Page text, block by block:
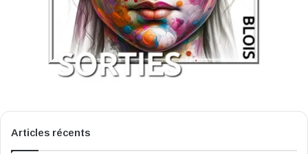
Articles récents